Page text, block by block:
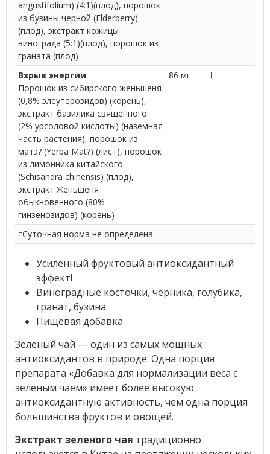
angustifolium) (4:1)(плод), порошок
из бузины черной (Elderberry)
(плод), экстракт кожицы
винограда (5:1)(плод), порошок из
граната (плод)
Взрыв энергии
Порошок из сибирского женьшеня
(0,8% элеутерозидов) (корень),
экстракт базилика священного
(2% урсоловой кислоты) (наземная
часть растения), порошок из
матэ? (Yerba Mat?) (лист), порошок
из лимонника китайского
(Schisandra chinensis) (плод),
экстракт Женьшеня
обыкновенного (80%
гинзенозидов) (корень)
86 мг †
†Суточная норма не определена
Усиленный фруктовый антиоксидантный
эффект!
Виноградные косточки, черника, голубика,
гранат, бузина
Пищевая добавка
Зеленый чай — один из самых мощных
антиоксидантов в природе. Одна порция
препарата «Добавка для нормализации веса с
зеленым чаем» имеет более высокую
антиоксидантную активность, чем одна порция
большинства фруктов и овощей.
Экстракт зеленого чая традиционно